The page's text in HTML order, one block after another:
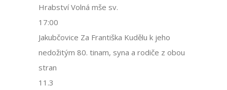
Hrabství Volná mše sv.
17:00
Jakubčovice Za Františka Kudělu k jeho
nedožitým 80. tinam, syna a rodiče z obou
stran
11.3